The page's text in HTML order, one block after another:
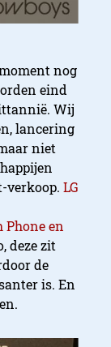
nog
eind
Wij
lancering
niet
verkoop. LG
Phone en
deze zit
de
is. En